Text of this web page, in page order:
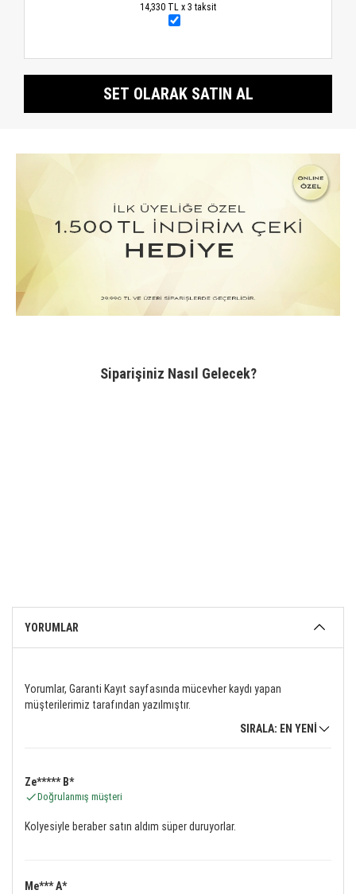
14,330 TL x 3 taksit
SET OLARAK SATIN AL
Siparişiniz Nasıl Gelecek?
YORUMLAR
Yorumlar, Garanti Kayıt sayfasında mücevher kaydı yapan
müşterilerimiz tarafından yazılmıştır.
SIRALA: EN YENİ
Ze***** B*
Doğrulanmış müşteri
Kolyesiyle beraber satın aldım süper duruyorlar.
Me*** A*